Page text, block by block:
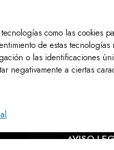
como las cookies
de estas tecnologías
o las identificaciones
negativamente a ciertas
AVISO